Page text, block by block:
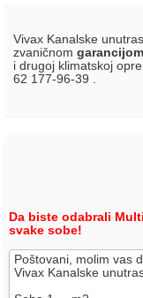
Vivax Kanalske
zvaničnom
i drugoj klimatskoj
62 177-96-39 .
Da biste odabrali
svake sobe!